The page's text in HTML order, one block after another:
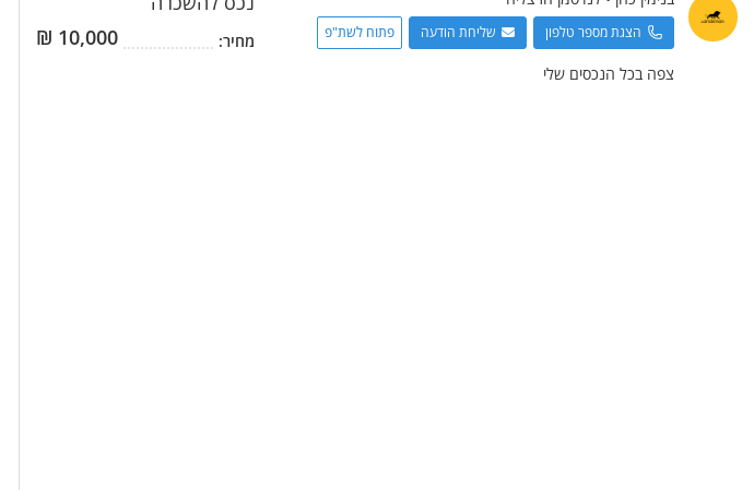
הצגת מספר טלפון שליחת הודעה פתוח לשת"פ
צפה בכל הנכסים שלי
מחיר: 10,000
₪